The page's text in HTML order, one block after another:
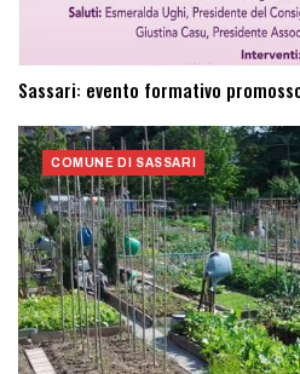
Sassari: evento formativo
COMUNE DI SASSARI